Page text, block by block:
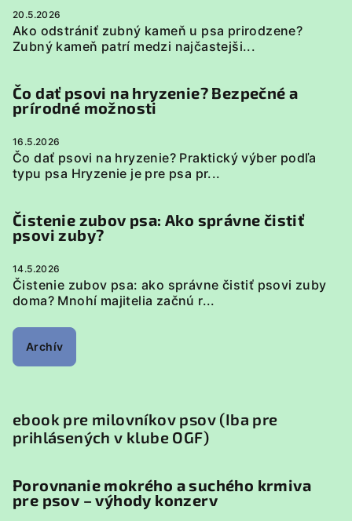
20.5.2026
Ako odstrániť zubný kameň u psa prirodzene?
Zubný kameň patrí medzi najčastejši...
Čo dať psovi na hryzenie? Bezpečné a
prírodné možnosti
16.5.2026
Čo dať psovi na hryzenie? Praktický výber podľa
typu psa Hryzenie je pre psa pr...
Čistenie zubov psa: Ako správne čistiť
psovi zuby?
14.5.2026
Čistenie zubov psa: ako správne čistiť psovi zuby
doma? Mnohí majitelia začnú r...
Archív
ebook pre milovníkov psov (Iba pre
prihlásených v klube OGF)
Porovnanie mokrého a suchého krmiva
pre psov – výhody konzerv